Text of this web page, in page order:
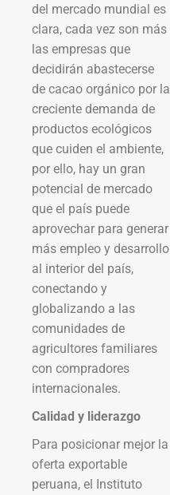
del mercado mundial es
clara, cada vez son más
las empresas que
decidirán abastecerse
de cacao orgánico por la
creciente demanda de
productos ecológicos
que cuiden el ambiente,
por ello, hay un gran
potencial de mercado
que el país puede
aprovechar para generar
más empleo y desarrollo
al interior del país,
conectando y
globalizando a las
comunidades de
agricultores familiares
con compradores
internacionales.
Calidad y liderazgo
Para posicionar mejor la
oferta exportable
peruana, el Instituto